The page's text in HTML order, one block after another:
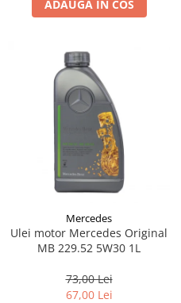
Lichid de frana
Filtre moto
Filtru combustibil
Buson golire ulei
Filtru ulei moto
Filtru aer moto
Intretinere si curatare filtre moto
Intretinere moto
Curatare moto
Covor moto
ADAUGA IN COS
Mercedes
Ulei motor Mercedes Original
MB 229.52 5W30 1L
73,00 Lei
67,00 Lei